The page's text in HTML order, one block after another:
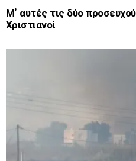
Μ’ αυτές τις δύο
Χριστιανοί